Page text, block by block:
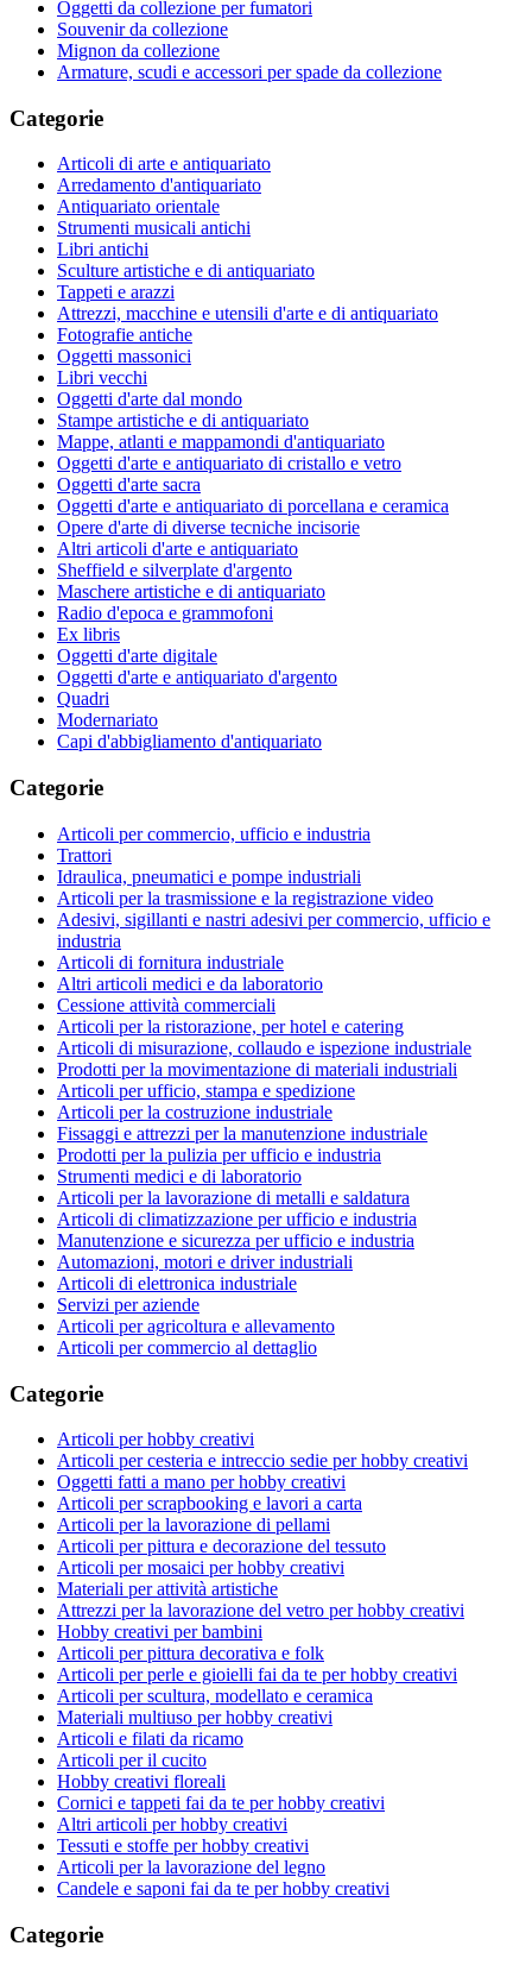
Oggetti da collezione per fumatori
Souvenir da collezione
Mignon da collezione
Armature, scudi e accessori per spade da collezione
Categorie
Articoli di arte e antiquariato
Arredamento d'antiquariato
Antiquariato orientale
Strumenti musicali antichi
Libri antichi
Sculture artistiche e di antiquariato
Tappeti e arazzi
Attrezzi, macchine e utensili d'arte e di antiquariato
Fotografie antiche
Oggetti massonici
Libri vecchi
Oggetti d'arte dal mondo
Stampe artistiche e di antiquariato
Mappe, atlanti e mappamondi d'antiquariato
Oggetti d'arte e antiquariato di cristallo e vetro
Oggetti d'arte sacra
Oggetti d'arte e antiquariato di porcellana e ceramica
Opere d'arte di diverse tecniche incisorie
Altri articoli d'arte e antiquariato
Sheffield e silverplate d'argento
Maschere artistiche e di antiquariato
Radio d'epoca e grammofoni
Ex libris
Oggetti d'arte digitale
Oggetti d'arte e antiquariato d'argento
Quadri
Modernariato
Capi d'abbigliamento d'antiquariato
Categorie
Articoli per commercio, ufficio e industria
Trattori
Idraulica, pneumatici e pompe industriali
Articoli per la trasmissione e la registrazione video
Adesivi, sigillanti e nastri adesivi per commercio, ufficio e
industria
Articoli di fornitura industriale
Altri articoli medici e da laboratorio
Cessione attività commerciali
Articoli per la ristorazione, per hotel e catering
Articoli di misurazione, collaudo e ispezione industriale
Prodotti per la movimentazione di materiali industriali
Articoli per ufficio, stampa e spedizione
Articoli per la costruzione industriale
Fissaggi e attrezzi per la manutenzione industriale
Prodotti per la pulizia per ufficio e industria
Strumenti medici e di laboratorio
Articoli per la lavorazione di metalli e saldatura
Articoli di climatizzazione per ufficio e industria
Manutenzione e sicurezza per ufficio e industria
Automazioni, motori e driver industriali
Articoli di elettronica industriale
Servizi per aziende
Articoli per agricoltura e allevamento
Articoli per commercio al dettaglio
Categorie
Articoli per hobby creativi
Articoli per cesteria e intreccio sedie per hobby creativi
Oggetti fatti a mano per hobby creativi
Articoli per scrapbooking e lavori a carta
Articoli per la lavorazione di pellami
Articoli per pittura e decorazione del tessuto
Articoli per mosaici per hobby creativi
Materiali per attività artistiche
Attrezzi per la lavorazione del vetro per hobby creativi
Hobby creativi per bambini
Articoli per pittura decorativa e folk
Articoli per perle e gioielli fai da te per hobby creativi
Articoli per scultura, modellato e ceramica
Materiali multiuso per hobby creativi
Articoli e filati da ricamo
Articoli per il cucito
Hobby creativi floreali
Cornici e tappeti fai da te per hobby creativi
Altri articoli per hobby creativi
Tessuti e stoffe per hobby creativi
Articoli per la lavorazione del legno
Candele e saponi fai da te per hobby creativi
Categorie